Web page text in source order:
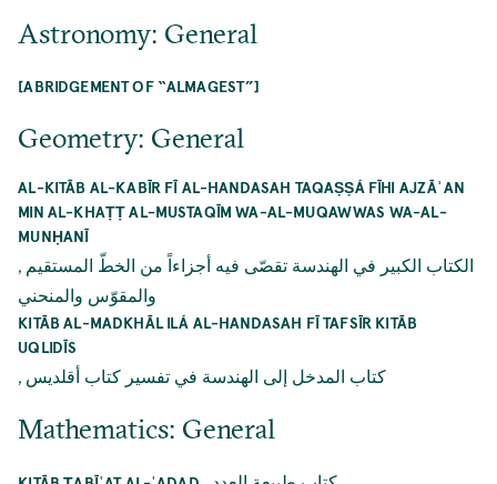
Astronomy: General
[ABRIDGEMENT OF “ALMAGEST”]
Geometry: General
AL-KITĀB AL-KABĪR FĪ AL-HANDASAH TAQAṢṢÁ FĪHI AJZĀʾAN
MIN AL-KHAṬṬ AL-MUSTAQĪM WA-AL-MUQAWWAS WA-AL-
MUNḤANĪ
, الكتاب الكبير في الهندسة تقصّى فيه أجزاءاً من الخطّ المستقيم
والمقوّس والمنحني
KITĀB AL-MADKHĀL ILÁ AL-HANDASAH FĪ TAFSĪR KITĀB
UQLIDĪS
, كتاب المدخل إلى الهندسة في تفسير كتاب أقلديس
Mathematics: General